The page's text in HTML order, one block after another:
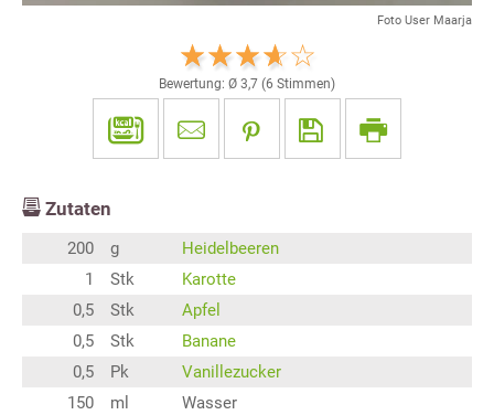
Foto User Maarja
Bewertung: Ø 3,7 (6 Stimmen)
Zutaten
200 g
Heidelbeeren
1
Stk
Karotte
0,5
Stk
Apfel
0,5
Stk
Banane
0,5
Pk
Vanillezucker
150
ml Wasser